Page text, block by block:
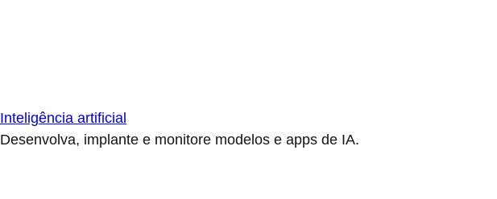
Inteligência artificial
Desenvolva, implante e monitore modelos e apps de IA.